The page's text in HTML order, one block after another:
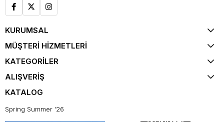
KURUMSAL
MÜŞTERİ HİZMETLERİ
KATEGORİLER
ALIŞVERİŞ
KATALOG
Spring Summer '26